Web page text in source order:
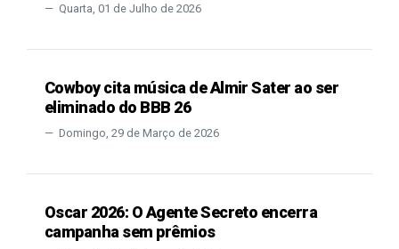
Quarta, 01 de Julho de 2026
Cowboy cita música de Almir Sater ao ser
eliminado do BBB 26
Domingo, 29 de Março de 2026
Oscar 2026: O Agente Secreto encerra
campanha sem prêmios